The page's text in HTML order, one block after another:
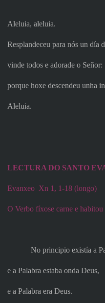
Aleluia, aleluia.
Resplandeceu para nós un día
vinde todos e adorade o Señor:
porque hoxe descendeu unha
Aleluia.
LECTURA DO SANTO
Evanxeo Xn 1, 1-18 (longo)
O Verbo fíxose carne e habitou
No principio existía a
e a Palabra estaba onda Deus,
e a Palabra era Deus.